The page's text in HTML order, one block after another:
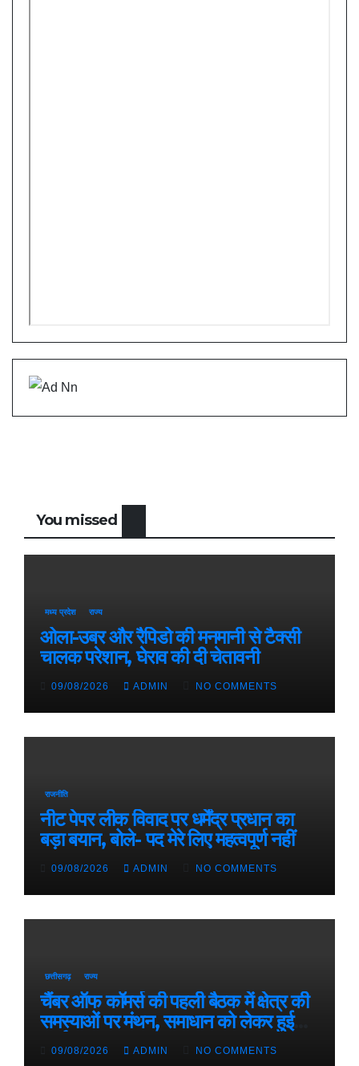
You missed
मध्य प्रदेश राज्य
ओला-उबर और रैपिडो की मनमानी से टैक्सी
चालक परेशान, घेराव की दी चेतावनी
09/08/2026 ADMIN NO COMMENTS
राजनीति
नीट पेपर लीक विवाद पर धर्मेंद्र प्रधान का
बड़ा बयान, बोले- पद मेरे लिए महत्वपूर्ण नहीं
09/08/2026 ADMIN NO COMMENTS
छत्तीसगढ़ राज्य
चैंबर ऑफ कॉमर्स की पहली बैठक में क्षेत्र की
समस्याओं पर मंथन, समाधान को लेकर हुई
चर्चा
09/08/2026 ADMIN NO COMMENTS